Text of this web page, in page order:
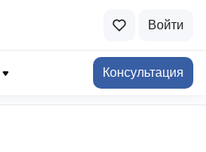
Войти
Консультация